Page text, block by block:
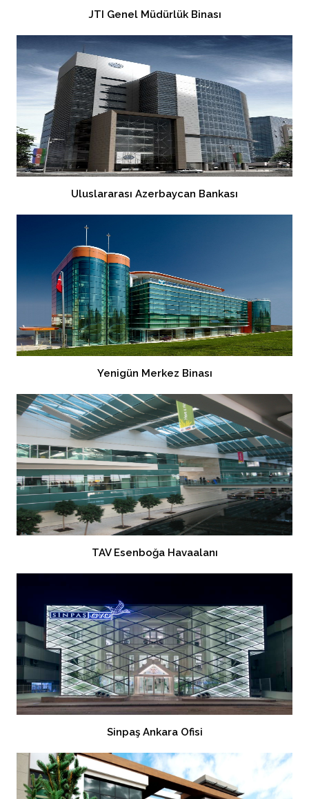
JTI Genel Müdürlük Binası
Uluslararası Azerbaycan Bankası
Yenigün Merkez Binası
TAV Esenboğa Havaalanı
Sinpaş Ankara Ofisi